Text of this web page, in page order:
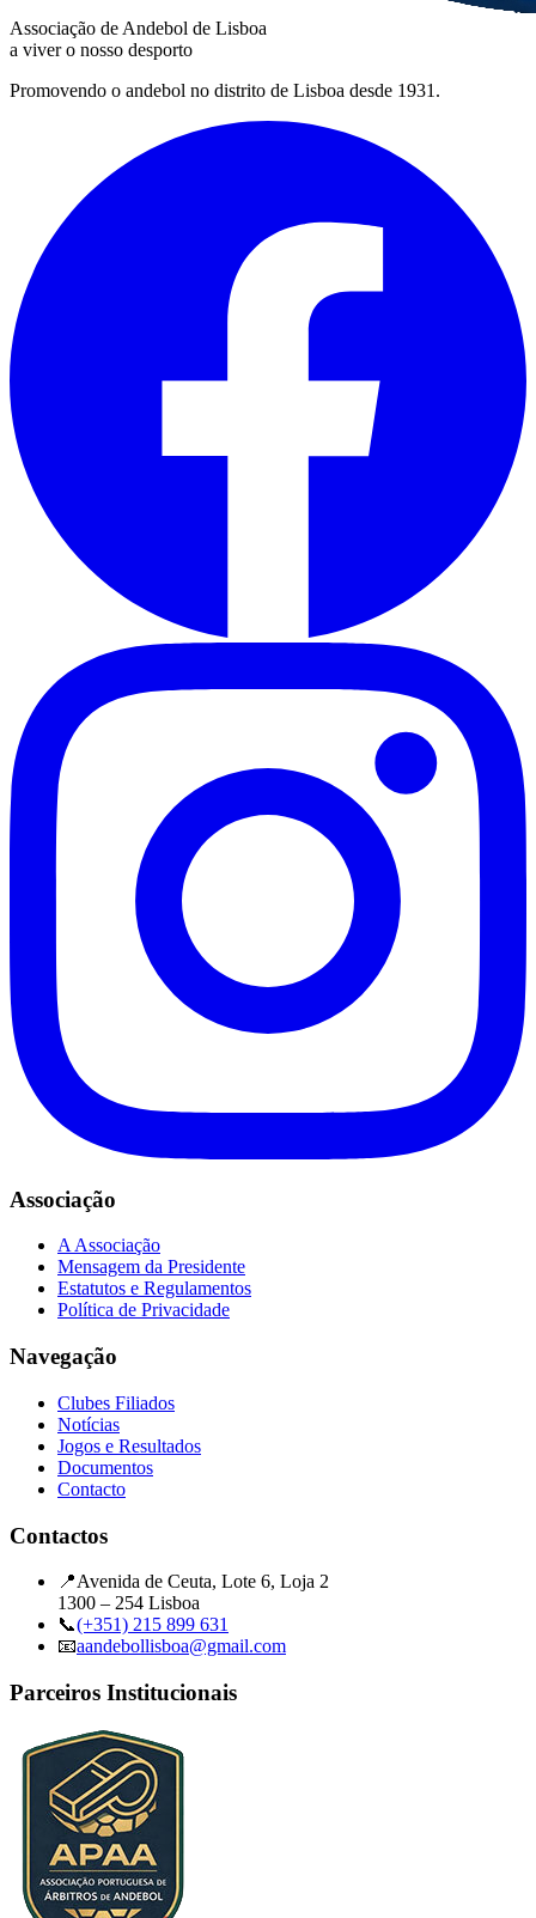
Associação de Andebol de Lisboa
a viver o nosso desporto
Promovendo o andebol no distrito de Lisboa desde 1931.
Associação
A Associação
Mensagem da Presidente
Estatutos e Regulamentos
Política de Privacidade
Navegação
Clubes Filiados
Notícias
Jogos e Resultados
Documentos
Contacto
Contactos
📍Avenida de Ceuta, Lote 6, Loja 2
1300 – 254 Lisboa
📞(+351) 215 899 631
📧aandebollisboa@gmail.com
Parceiros Institucionais